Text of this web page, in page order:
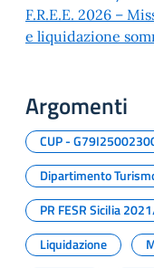
F.R.E.E. 2026 –
e liquidazione
Argomenti
CUP -
Dipartimento
PR FESR Sicilia
Liquidazione